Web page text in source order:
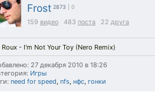
Frost 2873 | 0
159 видео 483 поста 22 друга
Roux - I'm Not Your Toy (Nero Remix)
27 декабря 2010 в 18:26
Игры
need for speed, nfs, нфс, гонки